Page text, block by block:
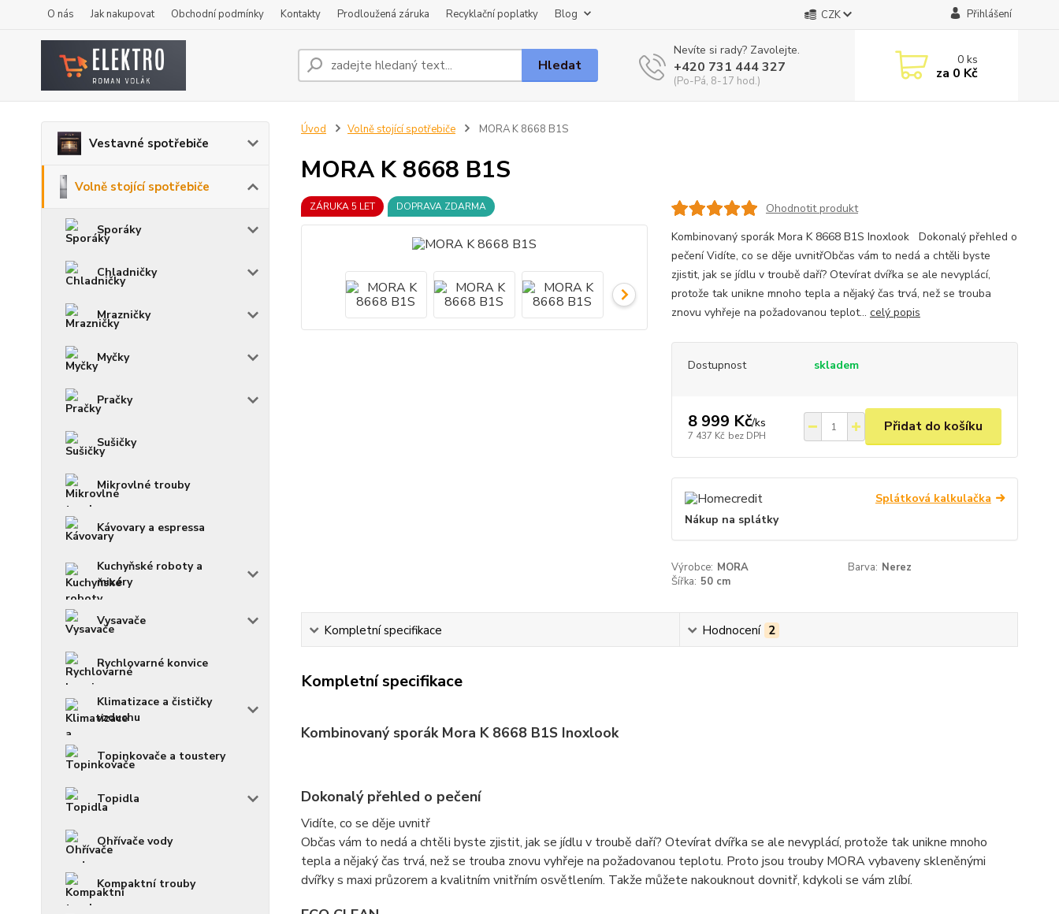
O nás Jak nakupovat Obchodní podmínky Kontakty Prodloužená záruka Recyklační poplatky Blog CZK Přihlášení
Hledat
Nevíte si rady? Zavolejte.
+420 731 444 327
(Po-Pá, 8-17 hod.)
0ks
za 0 Kč
Vestavné spotřebiče
Volně stojící spotřebiče
Sporáky
Chladničky
Mrazničky
Myčky
Pračky
Sušičky
Mikrovlné trouby
Kávovary a espressa
Kuchyňské roboty a
mixéry
Vysavače
Rychlovarné konvice
Klimatizace a čističky
vzduchu
Topinkovače a toustery
Topidla
Ohřívače vody
Kompaktní trouby
Úvod Volně stojící spotřebiče MORA K 8668 B1S
MORA K 8668 B1S
ZÁRUKA 5 LET DOPRAVA ZDARMA
Ohodnotit produkt
Kombinovaný sporák Mora K 8668 B1S Inoxlook Dokonalý přehled o
pečení Vidíte, co se děje uvnitřObčas vám to nedá a chtěli byste
zjistit, jak se jídlu v troubě daří? Otevírat dvířka se ale nevyplácí,
protože tak unikne mnoho tepla a nějaký čas trvá, než se trouba
znovu vyhřeje na požadovanou teplot... celý popis
Dostupnost skladem
8 999 Kč/ks
7 437 Kč bez DPH
Přidat do košíku
Splátková kalkulačka
Nákup na splátky
Výrobce: MORA Barva: Nerez
Šířka: 50 cm
Kompletní specifikace Hodnocení 2
Kompletní specifikace
Kombinovaný sporák Mora K 8668 B1S Inoxlook
Dokonalý přehled o pečení
Vidíte, co se děje uvnitř
Občas vám to nedá a chtěli byste zjistit, jak se jídlu v troubě daří? Otevírat dvířka se ale nevyplácí, protože tak unikne mnoho
tepla a nějaký čas trvá, než se trouba znovu vyhřeje na požadovanou teplotu. Proto jsou trouby MORA vybaveny skleněnými
dvířky s maxi průzorem a kvalitním vnitřním osvětlením. Takže můžete nakouknout dovnitř, kdykoli se vám zlíbí.